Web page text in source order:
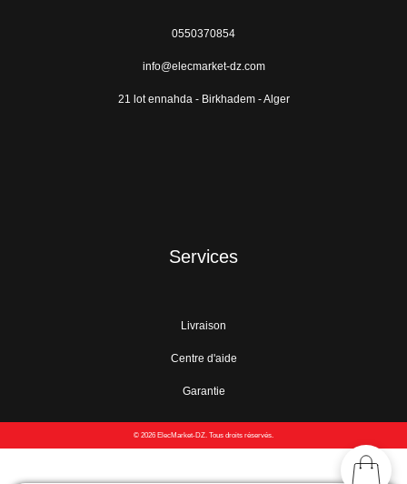
0550370854
info@elecmarket-dz.com
21 lot ennahda - Birkhadem - Alger
Services
Livraison
Centre d'aide
Garantie
© 2026 ElecMarket-DZ. Tous droits réservés.